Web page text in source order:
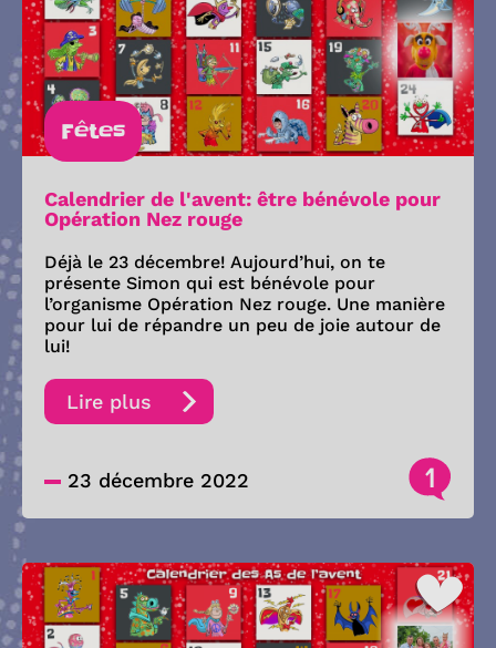
Fêtes
Calendrier de l'avent: être bénévole pour
Opération Nez rouge
Déjà le 23 décembre! Aujourd’hui, on te
présente Simon qui est bénévole pour
l’organisme Opération Nez rouge. Une manière
pour lui de répandre un peu de joie autour de
lui!
Lire plus
23 décembre 2022 1